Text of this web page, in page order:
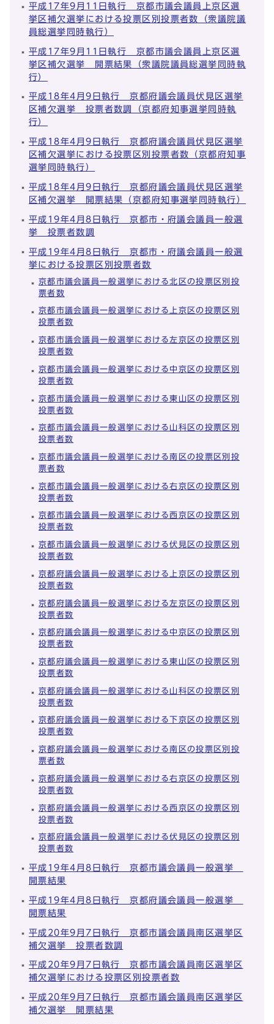
平成17年9月11日執行 京都市議会議員上京区選
挙区補欠選挙における投票区別投票者数（衆議院議
員総選挙同時執行）
平成17年9月11日執行 京都市議会議員上京区選
挙区補欠選挙 開票結果（衆議院議員総選挙同時執
行）
平成18年4月9日執行 京都府議会議員伏見区選挙
区補欠選挙 投票者数調（京都府知事選挙同時執
行）
平成18年4月9日執行 京都府議会議員伏見区選挙
区補欠選挙における投票区別投票者数（京都府知事
選挙同時執行）
平成18年4月9日執行 京都府議会議員伏見区選挙
区補欠選挙 開票結果（京都府知事選挙同時執行）
平成19年4月8日執行 京都市・府議会議員一般選
挙 投票者数調
平成19年4月8日執行 京都市・府議会議員一般選
挙における投票区別投票者数
京都市議会議員一般選挙における北区の投票区別投
票者数
京都市議会議員一般選挙における上京区の投票区別
投票者数
京都市議会議員一般選挙における左京区の投票区別
投票者数
京都市議会議員一般選挙における中京区の投票区別
投票者数
京都市議会議員一般選挙における東山区の投票区別
投票者数
京都市議会議員一般選挙における山科区の投票区別
投票者数
京都市議会議員一般選挙における南区の投票区別投
票者数
京都市議会議員一般選挙における右京区の投票区別
投票者数
京都市議会議員一般選挙における西京区の投票区別
投票者数
京都市議会議員一般選挙における伏見区の投票区別
投票者数
京都府議会議員一般選挙における上京区の投票区別
投票者数
京都府議会議員一般選挙における左京区の投票区別
投票者数
京都府議会議員一般選挙における中京区の投票区別
投票者数
京都府議会議員一般選挙における東山区の投票区別
投票者数
京都府議会議員一般選挙における山科区の投票区別
投票者数
京都府議会議員一般選挙における下京区の投票区別
投票者数
京都府議会議員一般選挙における南区の投票区別投
票者数
京都府議会議員一般選挙における右京区の投票区別
投票者数
京都府議会議員一般選挙における西京区の投票区別
投票者数
京都府議会議員一般選挙における伏見区の投票区別
投票者数
平成19年4月8日執行 京都市議会議員一般選挙
開票結果
平成19年4月8日執行 京都府議会議員一般選挙
開票結果
平成20年9月7日執行 京都市議会議員南区選挙区
補欠選挙 投票者数調
平成20年9月7日執行 京都市議会議員南区選挙区
補欠選挙における投票区別投票者数
平成20年9月7日執行 京都市議会議員南区選挙区
補欠選挙 開票結果